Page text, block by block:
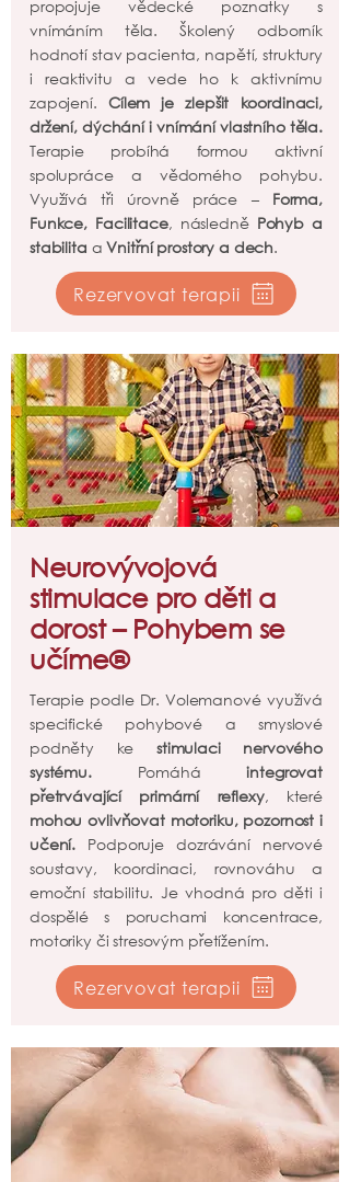
propojuje vědecké poznatky s
vnímáním těla. Školený odborník
hodnotí stav pacienta, napětí, struktury
i reaktivitu a vede ho k aktivnímu
zapojení. Cílem je zlepšit koordinaci,
držení, dýchání i vnímání vlastního těla.
Terapie probíhá formou aktivní
spolupráce a vědomého pohybu.
Využívá tři úrovně práce – Forma,
Funkce, Facilitace, následně Pohyb a
stabilita aVnitřní prostory a dech.
Rezervovat terapii
Neurovývojová
stimulace pro děti a
dorost – Pohybem se
učíme®
Terapie podle Dr. Volemanové využívá
specifické pohybové a smyslové
podněty ke stimulaci nervového
systému.Pomáháintegrovat
přetrvávající primární reflexy, které
mohou ovlivňovat motoriku, pozornost i
učení. Podporuje dozrávání nervové
soustavy, koordinaci, rovnováhu a
emoční stabilitu. Je vhodná pro děti i
dospělé s poruchami koncentrace,
motoriky či stresovým přetížením.
Rezervovat terapii